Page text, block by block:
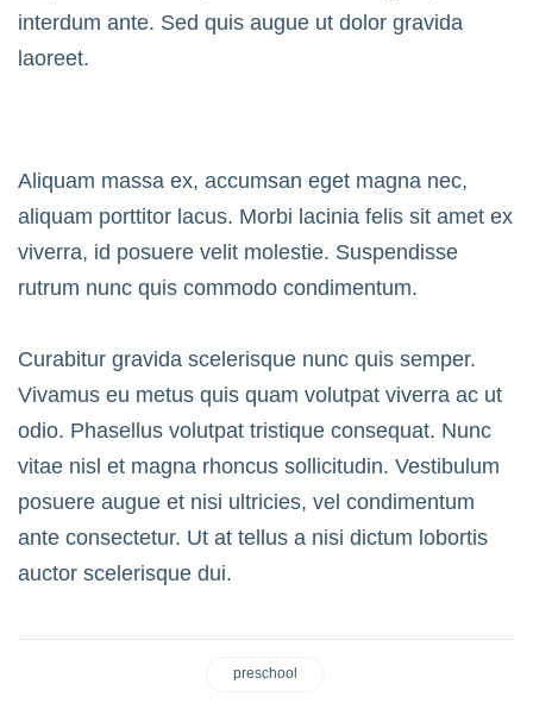
interdum ante. Sed quis augue ut dolor gravida
laoreet.
Aliquam massa ex, accumsan eget magna nec,
aliquam porttitor lacus. Morbi lacinia felis sit amet ex
viverra, id posuere velit molestie. Suspendisse
rutrum nunc quis commodo condimentum.
Curabitur gravida scelerisque nunc quis semper.
Vivamus eu metus quis quam volutpat viverra ac ut
odio. Phasellus volutpat tristique consequat. Nunc
vitae nisl et magna rhoncus sollicitudin. Vestibulum
posuere augue et nisi ultricies, vel condimentum
ante consectetur. Ut at tellus a nisi dictum lobortis
auctor scelerisque dui.
preschool